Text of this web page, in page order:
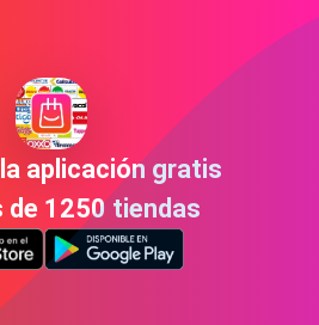
aplicación gratis
de 1250 tiendas